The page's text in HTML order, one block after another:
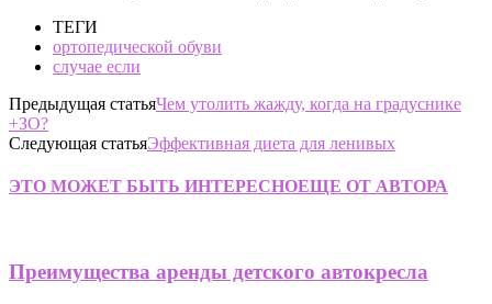
ТЕГИ
ортопедической обуви
случае если
Предыдущая статьяЧем утолить жажду, когда на градуснике
+ЗО?
Следующая статьяЭффективная диета для ленивых
ЭТО МОЖЕТ БЫТЬ ИНТЕРЕСНОЕЩЕ ОТ АВТОРА
Преимущества аренды детского автокресла